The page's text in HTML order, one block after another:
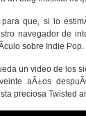
que, si lo
navegador de
sobre Indie Pop.
un video de los
aÃ±os
preciosa Twisted